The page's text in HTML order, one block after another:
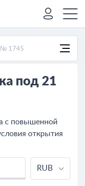
№ 1745
под 21
с повышенной
открытия
сайте можно
депозитного
для
под 21%.
RUB